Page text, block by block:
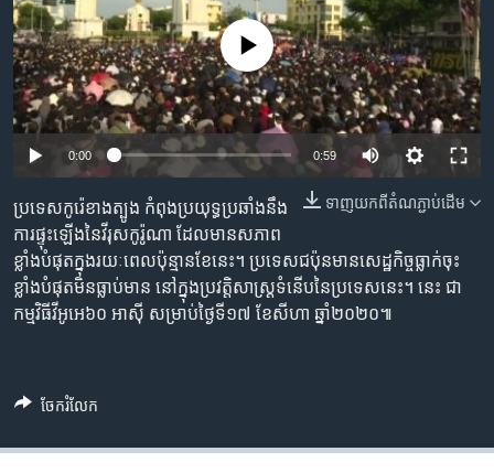
ម្តង
រំលង​
និង​
ចូល​
ទៅ​
រចនា
រំលង​
ចូល​
ទៅ​
រក
ព្រឹត្តិការណ៍ព័ត៌មាន
ទូរទស្សន៍ / វីដេអូ​
វិទ្យុ / ផតខាសថ៍
កម្មវិធីទាំងអស់
Khmer English
បណ្តាញ​សង្គម
No media source currently available
0:00 0:59
ទាញ​យក​ពី​តំណភ្ជាប់​ដើម
ប្រទេស​កូរ៉េខាងត្បូង កំពុង​ប្រយុទ្ធ​ប្រឆាំង​នឹង​
ការផ្ទុះឡើង​នៃ​វីរុសកូរ៉ូណា ដែល​មាន​សភាព​
ខ្លាំង​បំផុត​ក្នុង​រយៈពេល​ប៉ុន្មាន​ខែ​នេះ។ ប្រទេស​ជប៉ុន​មាន​សេដ្ឋកិច្ច​ធ្លាក់​ចុះ​
ខ្លាំង​បំផុត​មិន​ធ្លាប់​មាន នៅក្នុង​ប្រវត្តិសាស្រ្ត​ទំនើប​នៃ​ប្រទេស​នេះ។ នេះ ជា​
កម្មវិធី​វីអូអេ​៦០​ អាស៊ី​ សម្រាប់​ថ្ងៃទី១៧ ខែសីហា ឆ្នាំ២០២០៕
ចែករំលែក